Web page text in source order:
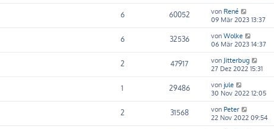
6 60052 von René
09 Mär 2023 13:37
6 32536 von Wolke
06 Mär 2023 14:37
2 47917 von Jitterbug
27 Dez 2022 15:31
1 29486 von jule
30 Nov 2022 12:05
2 31568 von Peter
22 Nov 2022 09:54